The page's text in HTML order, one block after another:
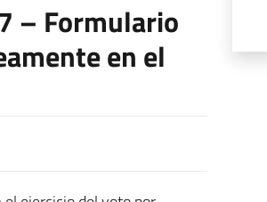
– Formulario
en el